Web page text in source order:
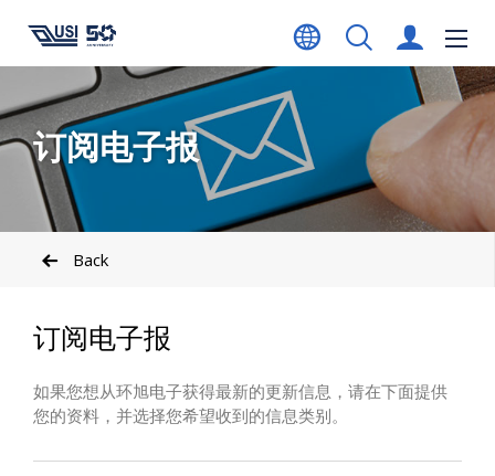
订阅电子报
Back
订阅电子报
如果您想从环旭电子获得最新的更新信息，请在下面提供
您的资料，并选择您希望收到的信息类别。